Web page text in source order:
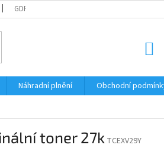
GDPR
Náhradní plnění Obchodní
toner 27k TCEXV29Y